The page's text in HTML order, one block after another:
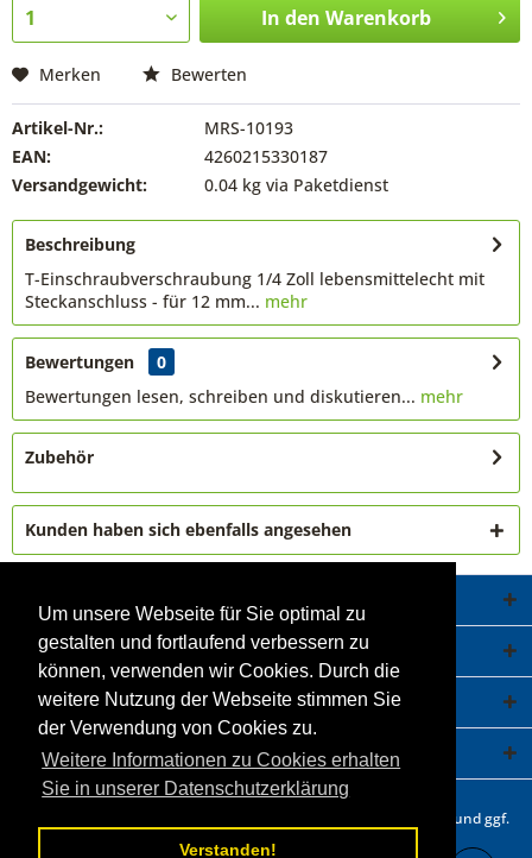
Um unsere Webseite für Sie optimal zu
gestalten und fortlaufend verbessern zu
können, verwenden wir Cookies. Durch die
weitere Nutzung der Webseite stimmen Sie
der Verwendung von Cookies zu.
Weitere Informationen zu Cookies erhalten
Sie in unserer Datenschutzerklärung
Verstanden!
In den Warenkorb
Merken Bewerten
Artikel-Nr.:
MRS-10193
EAN:
4260215330187
Versandgewicht:
0.04 kg via Paketdienst
Beschreibung
T-Einschraubverschraubung 1/4 Zoll lebensmittelecht mit
Steckanschluss - für 12 mm... mehr
Bewertungen
0
Bewertungen lesen, schreiben und diskutieren... mehr
Zubehör
Kunden haben sich ebenfalls angesehen
Service Hotline
Shop Service
Informationen
Newsletter
und ggf.
Nachnahmegebühren, wenn nicht anders beschrieben.